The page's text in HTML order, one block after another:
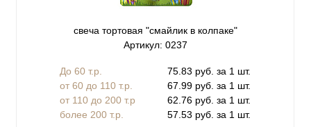
свеча тортовая "смайлик в колпаке"
Артикул: 0237
До 60 т.р.
75.83 руб. за 1 шт.
от 60 до 110 т.р.
67.99 руб. за 1 шт.
от 110 до 200 т.р
62.76 руб. за 1 шт.
более 200 т.р.
57.53 руб. за 1 шт.